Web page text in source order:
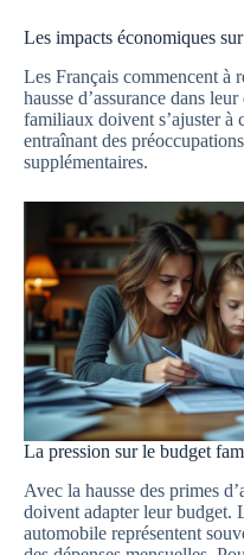
Les impacts économiques
Les Français commencent à
hausse d’assurance dans
familiaux doivent s’ajuster à
entraînant des
supplémentaires.
La pression sur le budget
Avec la hausse des primes
doivent adapter leur budget.
automobile représentent